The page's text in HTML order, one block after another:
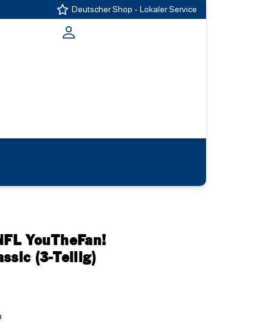
Deutscher Shop - Lokaler Service
YouTheFan!
(3-Teilig)